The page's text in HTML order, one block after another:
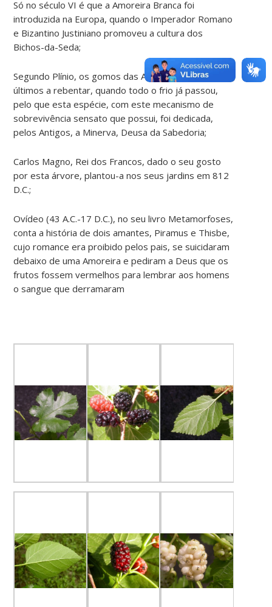
Só no século VI é que a Amoreira Branca foi
introduzida na Europa, quando o Imperador Romano
e Bizantino Justiniano promoveu a cultura dos
Bichos-da-Seda;
Segundo Plínio, os gomos das Amoreiras são os
últimos a rebentar, quando todo o frio já passou,
pelo que esta espécie, com este mecanismo de
sobrevivência sensato que possui, foi dedicada,
pelos Antigos, a Minerva, Deusa da Sabedoria;
Carlos Magno, Rei dos Francos, dado o seu gosto
por esta árvore, plantou-a nos seus jardins em 812
D.C.;
Ovídeo (43 A.C.-17 D.C.), no seu livro Metamorfoses,
conta a história de dois amantes, Piramus e Thisbe,
cujo romance era proibido pelos pais, se suicidaram
debaixo de uma Amoreira e pediram a Deus que os
frutos fossem vermelhos para lembrar aos homens
o sangue que derramaram